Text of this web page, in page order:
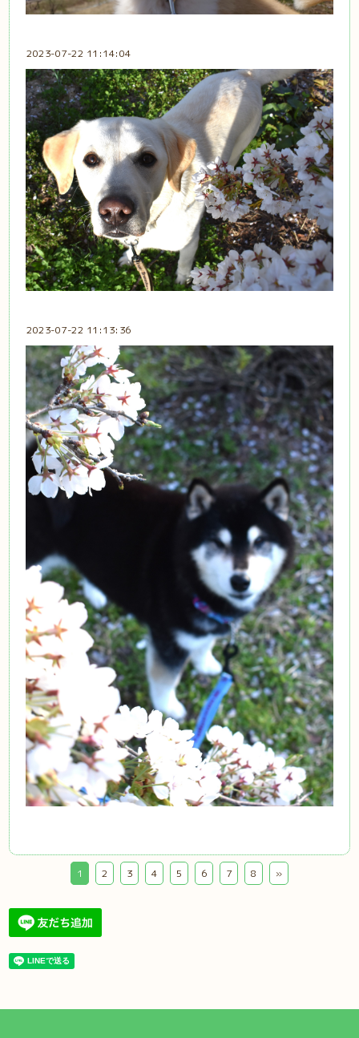
2023-07-22 11:14:04
2023-07-22 11:13:36
1 2 3 4 5 6 7 8 »